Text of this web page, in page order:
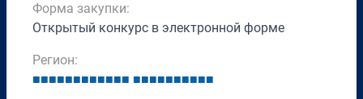
Форма закупки:
Открытый конкурс в электронной форме
Регион:
■■■■■■■■■■■■ ■■■■■■■■■■